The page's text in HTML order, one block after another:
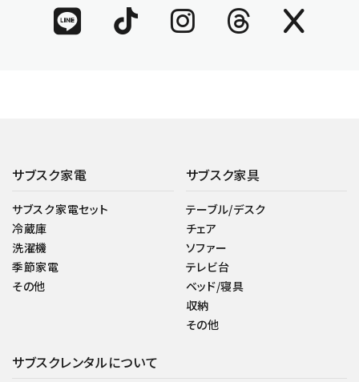
サブスク家電
サブスク家電セット
冷蔵庫
洗濯機
季節家電
その他
サブスク家具
テーブル/デスク
チェア
ソファー
テレビ台
ベッド/寝具
収納
その他
サブスクレンタルについて